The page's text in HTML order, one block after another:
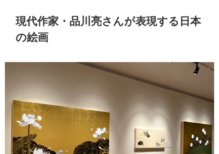
現代作家・品川亮さんが表現する日本
の絵画